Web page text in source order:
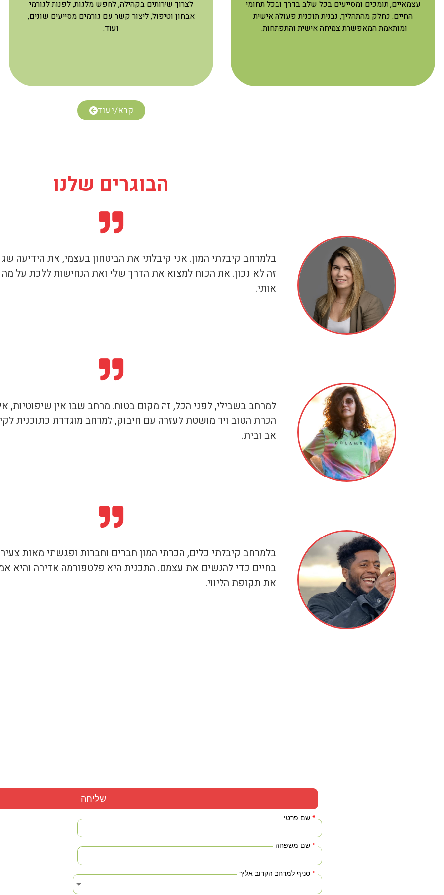
עצמאיים, תומכים ומסייעים בכל שלב בדרך ובכל תחומי
החיים. כחלק מהתהליך, נבנית תוכנית פעולה אישית
ומותאמת המאפשרת צמיחה אישית והתפתחות.
לצרוך שירותים בקהילה, לחפש מלגות, לפנות לגורמי
אבחון וטיפול, ליצור קשר עם גורמים מסייעים שונים,
ועוד.
קרא/י עוד
הבוגרים שלנו
בלמרחב קיבלתי המון. אני קיבלתי את הביטחון בעצמי, את הידיעה
זה לא נכון. את הכוח למצוא את הדרך שלי ואת הנחישות ללכת על
אותי.
למרחב בשבילי, לפני הכל, זה מקום בטוח. מרחב שבו אין שיפוטיות,
הכרת הטוב ויד מושטת לעזרה עם חיבוק, למרחב מוגדרת כתוכנית
אב ובית.
בלמרחב קיבלתי כלים, הכרתי המון חברים וחברות ופגשתי מאות
בחיים כדי להגשים את עצמם. התכנית היא פלטפורמה אדירה והיא
את תקופת הליווי.